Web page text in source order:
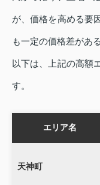
が、価格を高める要
も一定の価格差があ
以下は、上記の高額
す。
エリア名
天神町